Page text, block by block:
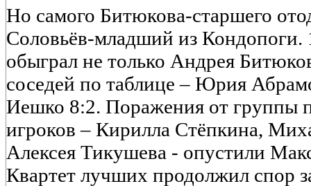
Но самого Битюкова-старшего
Соловьёв-младший из
обыграл не только Андрея
соседей по таблице – Юрия
Иешко 8:2. Поражения от группы
игроков – Кирилла Стёпкина,
Алексея Тикушева - опустили
Квартет лучших продолжил спор